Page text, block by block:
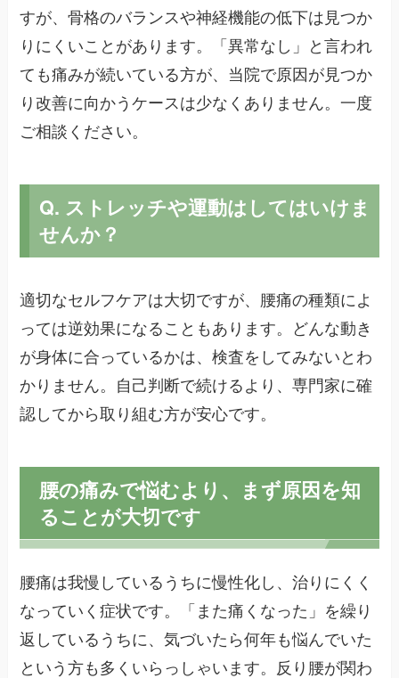
すが、骨格のバランスや神経機能の低下は見つか
りにくいことがあります。「異常なし」と言われ
ても痛みが続いている方が、当院で原因が見つか
り改善に向かうケースは少なくありません。一度
ご相談ください。
Q. ストレッチや運動はしてはいけま
せんか？
適切なセルフケアは大切ですが、腰痛の種類によ
っては逆効果になることもあります。どんな動き
が身体に合っているかは、検査をしてみないとわ
かりません。自己判断で続けるより、専門家に確
認してから取り組む方が安心です。
腰の痛みで悩むより、まず原因を知
ることが大切です
腰痛は我慢しているうちに慢性化し、治りにくく
なっていく症状です。「また痛くなった」を繰り
返しているうちに、気づいたら何年も悩んでいた
という方も多くいらっしゃいます。反り腰が関わ